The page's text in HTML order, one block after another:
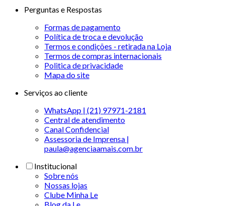
Perguntas e Respostas
Formas de pagamento
Política de troca e devolução
Termos e condições - retirada na Loja
Termos de compras internacionais
Politica de privacidade
Mapa do site
Serviços ao cliente
WhatsApp | (21) 97971-2181
Central de atendimento
Canal Confidencial
Assessoria de Imprensa |
paula@agenciaamais.com.br
Institucional
Sobre nós
Nossas lojas
Clube Minha Le